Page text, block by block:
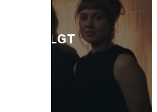
UTSOLGT